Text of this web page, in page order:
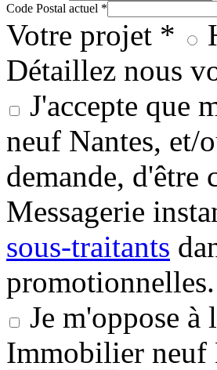
Code Postal actuel *
Votre projet *
Détaillez nous
J'accepte que
neuf Nantes, et/
demande, d'être
Messagerie
sous-traitants
Je m'oppose à
Immobilier neuf